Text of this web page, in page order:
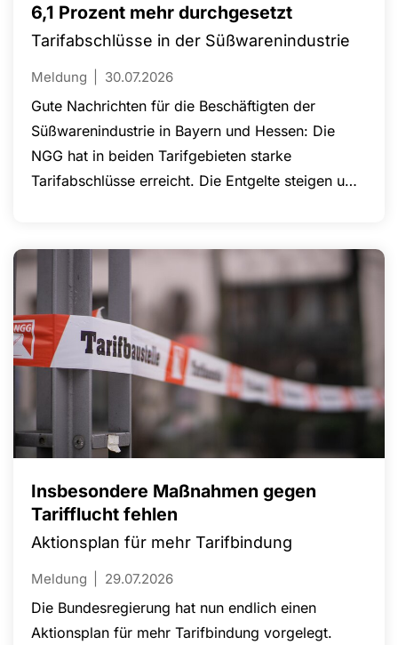
6,1 Prozent mehr durchgesetzt
Tarifabschlüsse in der Süßwarenindustrie
Meldung 30.07.2026
Gute Nachrichten für die Beschäftigten der
Süßwarenindustrie in Bayern und Hessen: Die
NGG hat in beiden Tarifgebieten starke
Tarifabschlüsse erreicht. Die Entgelte steigen um
Laufzeit beträgt jeweils 24 Monate. In Bayern
startet die erste Erhöhung bereits zum 1. Juni
2026, in Hessen zum 1. Juli 2026.
Insbesondere Maßnahmen gegen
Tarifflucht fehlen
Aktionsplan für mehr Tarifbindung
Meldung 29.07.2026
Die Bundesregierung hat nun endlich einen
Aktionsplan für mehr Tarifbindung vorgelegt.